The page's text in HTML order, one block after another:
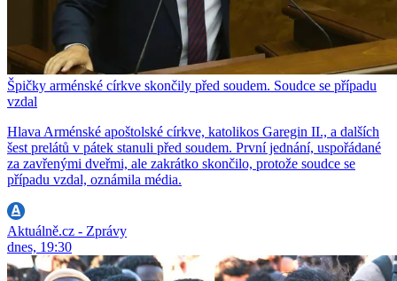
Špičky arménské církve skončily před soudem. Soudce se případu
vzdal
Hlava Arménské apoštolské církve, katolikos Garegin II., a dalších
šest prelátů v pátek stanuli před soudem. První jednání, uspořádané
za zavřenými dveřmi, ale zakrátko skončilo, protože soudce se
případu vzdal, oznámila média.
Aktuálně.cz - Zprávy
dnes, 19:30